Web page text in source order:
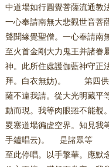
中道場如行圓覺菩薩流通教
一心奉請南無大悲觀世音菩
聲聞緣覺聖僧。一心奉請南
至火首金剛大力鬼王并諸眷
神。此所住處護伽藍神守正
拜。白衣無妨)。 第四
薩不違我請。從大光明藏平
動而現。我等肉眼雖不能覩
畟塞道場徧虗空界。知見我
手鑪唱云)。 是諸眾
至此停唱。以手擎華。應默